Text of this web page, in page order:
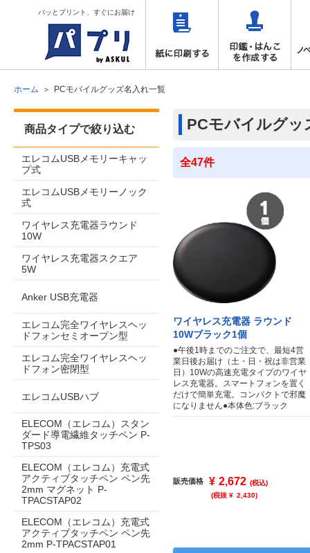
パッとプリント、すぐにお届け
ホーム PCモバイルグッズ名入れ一覧
PCモバイルグッ
全47件
ワイヤレス充電器 ラウンド
10Wブラック1個
●午後1時までのご注文で、最短4営
業日後お届け（土・日・祝は非営業
日）10Wの高速充電タイプのワイヤ
レス充電器。スマートフォンを置く
だけで簡単充電。コンパクトで邪魔
になりません●本体色:ブラック
販売価格 ¥ 2,672 (税込)
(税抜 ¥ 2,430)
商品タイプで絞り込む
エレコムUSBメモリーキャッ
プ式
エレコムUSBメモリーノック
式
ワイヤレス充電器ラウンド
10W
ワイヤレス充電器スクエア
5W
Anker USB充電器
エレコム完全ワイヤレスヘッ
ドフォンセミオープン型
エレコム完全ワイヤレスヘッ
ドフォン密閉型
エレコムUSBハブ
ELECOM（エレコム）スタン
ダード導電繊維タッチペン P-
TPS03
ELECOM（エレコム）充電式
アクティブタッチペン ペン先
2mm マグネット P-
TPACSTAP02
ELECOM（エレコム）充電式
アクティブタッチペン ペン先
2mm P-TPACSTAP01